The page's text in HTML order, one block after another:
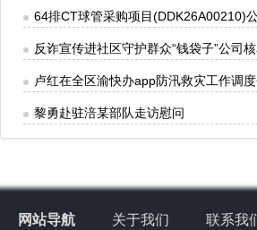
64排CT球管采购项目(DDK26A00210)
反诈宣传进社区守护群众“钱袋子”公司
卢红在全区渝快办app防汛救灾工作调
黎勇赴驻涪某部队走访慰问
网站导航 关于我们 联系我